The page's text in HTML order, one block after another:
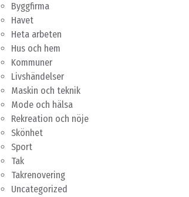
Byggfirma
Havet
Heta arbeten
Hus och hem
Kommuner
Livshändelser
Maskin och teknik
Mode och hälsa
Rekreation och nöje
Skönhet
Sport
Tak
Takrenovering
Uncategorized